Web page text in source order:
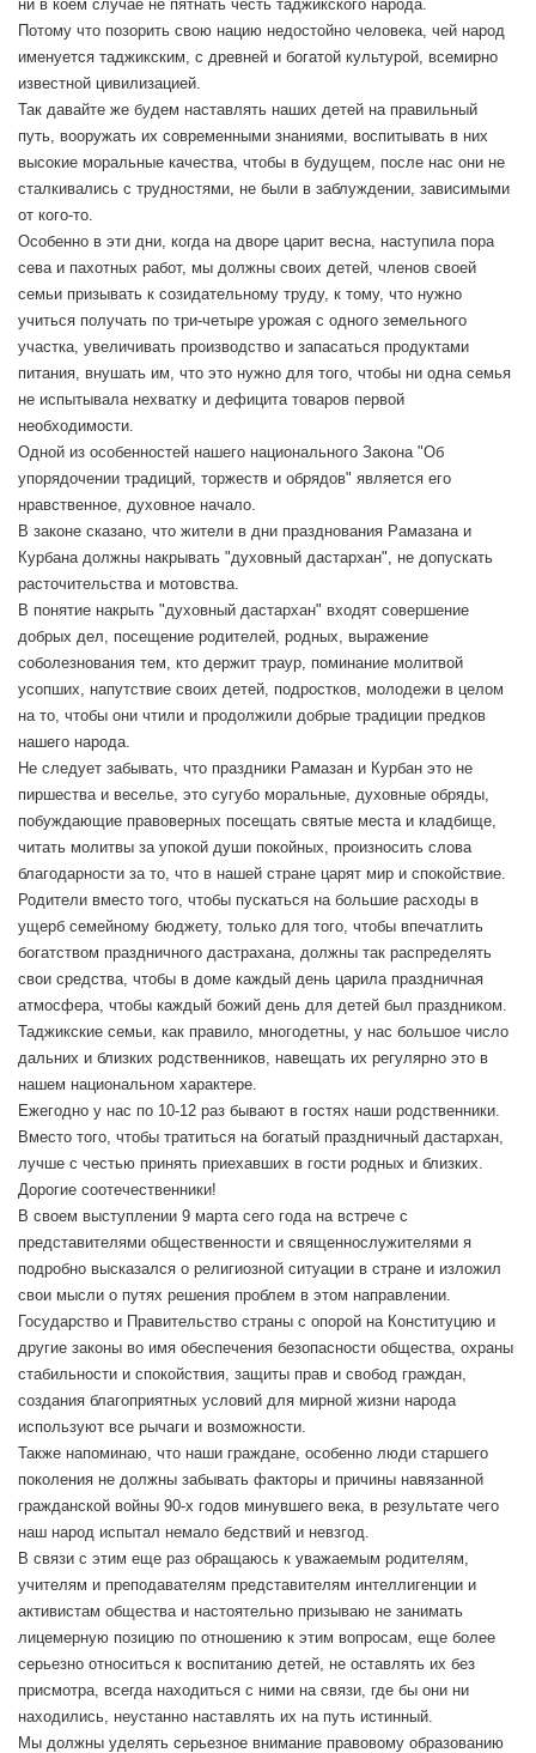
ни в коем случае не пятнать честь таджикского народа.
Потому что позорить свою нацию недостойно человека, чей народ
именуется таджикским, с древней и богатой культурой, всемирно
известной цивилизацией.
Так давайте же будем наставлять наших детей на правильный
путь, вооружать их современными знаниями, воспитывать в них
высокие моральные качества, чтобы в будущем, после нас они не
сталкивались с трудностями, не были в заблуждении, зависимыми
от кого-то.
Особенно в эти дни, когда на дворе царит весна, наступила пора
сева и пахотных работ, мы должны своих детей, членов своей
семьи призывать к созидательному труду, к тому, что нужно
учиться получать по три-четыре урожая с одного земельного
участка, увеличивать производство и запасаться продуктами
питания, внушать им, что это нужно для того, чтобы ни одна семья
не испытывала нехватку и дефицита товаров первой
необходимости.
Одной из особенностей нашего национального Закона "Об
упорядочении традиций, торжеств и обрядов" является его
нравственное, духовное начало.
В законе сказано, что жители в дни празднования Рамазана и
Курбана должны накрывать "духовный дастархан", не допускать
расточительства и мотовства.
В понятие накрыть "духовный дастархан" входят совершение
добрых дел, посещение родителей, родных, выражение
соболезнования тем, кто держит траур, поминание молитвой
усопших, напутствие своих детей, подростков, молодежи в целом
на то, чтобы они чтили и продолжили добрые традиции предков
нашего народа.
Не следует забывать, что праздники Рамазан и Курбан это не
пиршества и веселье, это сугубо моральные, духовные обряды,
побуждающие правоверных посещать святые места и кладбище,
читать молитвы за упокой души покойных, произносить слова
благодарности за то, что в нашей стране царят мир и спокойствие.
Родители вместо того, чтобы пускаться на большие расходы в
ущерб семейному бюджету, только для того, чтобы впечатлить
богатством праздничного дастрахана, должны так распределять
свои средства, чтобы в доме каждый день царила праздничная
атмосфера, чтобы каждый божий день для детей был праздником.
Таджикские семьи, как правило, многодетны, у нас большое число
дальних и близких родственников, навещать их регулярно это в
нашем национальном характере.
Ежегодно у нас по 10-12 раз бывают в гостях наши родственники.
Вместо того, чтобы тратиться на богатый праздничный дастархан,
лучше с честью принять приехавших в гости родных и близких.
Дорогие соотечественники!
В своем выступлении 9 марта сего года на встрече с
представителями общественности и священнослужителями я
подробно высказался о религиозной ситуации в стране и изложил
свои мысли о путях решения проблем в этом направлении.
Государство и Правительство страны с опорой на Конституцию и
другие законы во имя обеспечения безопасности общества, охраны
стабильности и спокойствия, защиты прав и свобод граждан,
создания благоприятных условий для мирной жизни народа
используют все рычаги и возможности.
Также напоминаю, что наши граждане, особенно люди старшего
поколения не должны забывать факторы и причины навязанной
гражданской войны 90-х годов минувшего века, в результате чего
наш народ испытал немало бедствий и невзгод.
В связи с этим еще раз обращаюсь к уважаемым родителям,
учителям и преподавателям представителям интеллигенции и
активистам общества и настоятельно призываю не занимать
лицемерную позицию по отношению к этим вопросам, еще более
серьезно относиться к воспитанию детей, не оставлять их без
присмотра, всегда находиться с ними на связи, где бы они ни
находились, неустанно наставлять их на путь истинный.
Мы должны уделять серьезное внимание правовому образованию